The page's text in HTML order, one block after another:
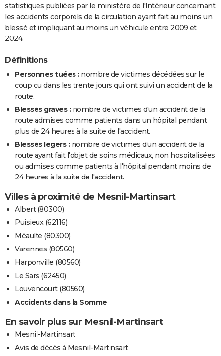
statistiques publiées par le ministère de l'Intérieur concernant
les accidents corporels de la circulation ayant fait au moins un
blessé et impliquant au moins un véhicule entre 2009 et
2024.
Définitions
Personnes tuées : nombre de victimes décédées sur le
coup ou dans les trente jours qui ont suivi un accident de la
route.
Blessés graves : nombre de victimes d'un accident de la
route admises comme patients dans un hôpital pendant
plus de 24 heures à la suite de l'accident.
Blessés légers : nombre de victimes d'un accident de la
route ayant fait l'objet de soins médicaux, non hospitalisées
ou admises comme patients à l'hôpital pendant moins de
24 heures à la suite de l'accident.
Villes à proximité de Mesnil-Martinsart
Albert (80300)
Puisieux (62116)
Méaulte (80300)
Varennes (80560)
Harponville (80560)
Le Sars (62450)
Louvencourt (80560)
Accidents dans la Somme
En savoir plus sur Mesnil-Martinsart
Mesnil-Martinsart
Avis de décès à Mesnil-Martinsart